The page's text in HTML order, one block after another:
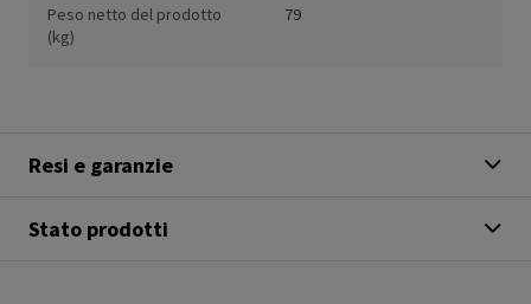
Peso netto del prodotto
(kg)
79
Resi e garanzie
Stato prodotti